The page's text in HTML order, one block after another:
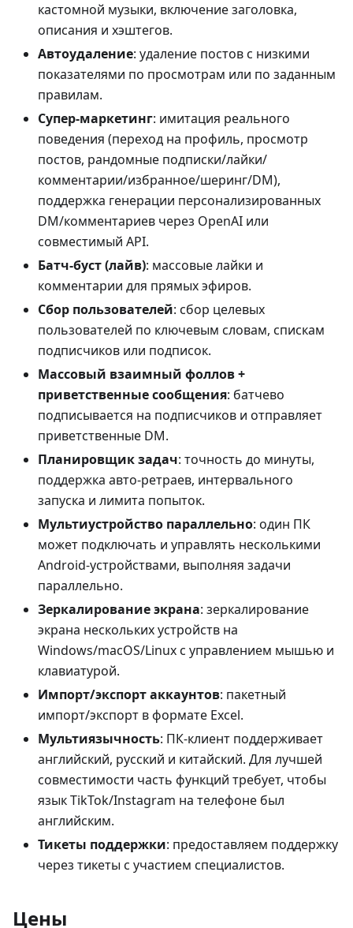
кастомной музыки, включение заголовка,
описания и хэштегов.
Автоудаление: удаление постов с низкими
показателями по просмотрам или по заданным
правилам.
Супер‑маркетинг: имитация реального
поведения (переход на профиль, просмотр
постов, рандомные подписки/лайки/
комментарии/избранное/шеринг/DM),
поддержка генерации персонализированных
DM/комментариев через OpenAI или
совместимый API.
Батч‑буст (лайв): массовые лайки и
комментарии для прямых эфиров.
Сбор пользователей: сбор целевых
пользователей по ключевым словам, спискам
подписчиков или подписок.
Массовый взаимный фоллов +
приветственные сообщения: батчево
подписывается на подписчиков и отправляет
приветственные DM.
Планировщик задач: точность до минуты,
поддержка авто‑ретраев, интервального
запуска и лимита попыток.
Мультиустройство параллельно: один ПК
может подключать и управлять несколькими
Android‑устройствами, выполняя задачи
параллельно.
Зеркалирование экрана: зеркалирование
экрана нескольких устройств на
Windows/macOS/Linux с управлением мышью и
клавиатурой.
Импорт/экспорт аккаунтов: пакетный
импорт/экспорт в формате Excel.
Мультиязычность: ПК‑клиент поддерживает
английский, русский и китайский. Для лучшей
совместимости часть функций требует, чтобы
язык TikTok/Instagram на телефоне был
английским.
Тикеты поддержки: предоставляем поддержку
через тикеты с участием специалистов.
Цены